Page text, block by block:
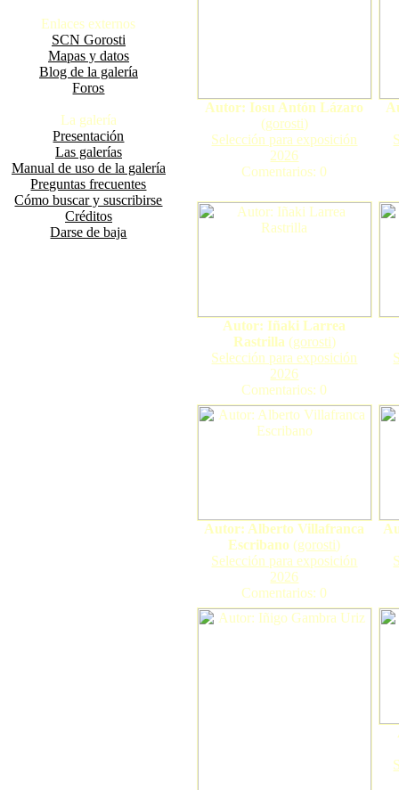
Enlaces externos
SCN Gorosti
Mapas y datos
Blog de la galería
Foros
La galería
Presentación
Las galerías
Manual de uso de la galería
Preguntas frecuentes
Cómo buscar y suscribirse
Créditos
Darse de baja
Autor: Iosu Antón Lázaro
(gorosti)
Selección para exposición
2026
Comentarios: 0
Autor: Iñaki Larrea
Rastrilla (gorosti)
Selección para exposición
2026
Comentarios: 0
Autor: Alberto Villafranca
Escribano (gorosti)
Selección para exposición
2026
Comentarios: 0